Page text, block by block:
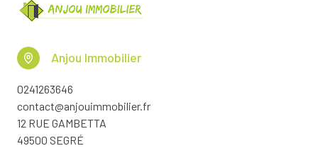
Anjou Immobilier
0241263646
contact@anjouimmobilier.fr
12 RUE GAMBETTA
49500 SEGRÉ